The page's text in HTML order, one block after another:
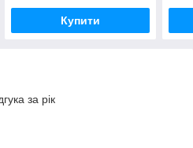
Купити
за рік